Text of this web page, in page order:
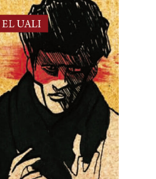
30 Maggio, 2026